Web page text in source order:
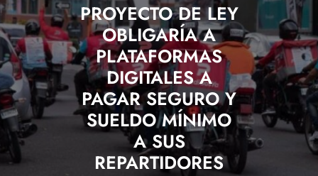
PROYECTO DE LEY
OBLIGARÍA A
PLATAFORMAS
DIGITALES A
PAGAR SEGURO Y
SUELDO MÍNIMO
A SUS
REPARTIDORES